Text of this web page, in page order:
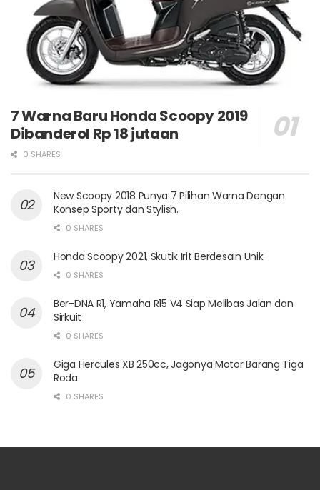
7 Warna Baru Honda Scoopy 2019
Dibanderol Rp 18 jutaan
0 SHARES
New Scoopy 2018 Punya 7 Pilihan Warna Dengan
Konsep Sporty dan Stylish.
0 SHARES
Honda Scoopy 2021, Skutik Irit Berdesain Unik
0 SHARES
Ber-DNA R1, Yamaha R15 V4 Siap Melibas Jalan dan
Sirkuit
0 SHARES
Giga Hercules XB 250cc, Jagonya Motor Barang Tiga
Roda
0 SHARES